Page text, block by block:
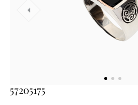
57205175